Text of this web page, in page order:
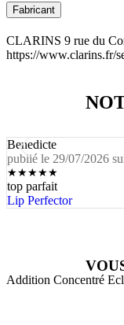
Fabricant
CLARINS 9 rue du
https://www.clarins.fr/
Benedicte
publié le 29/07/2026
★★★★★
top parfait
Lip Perfector
Addition Concentré